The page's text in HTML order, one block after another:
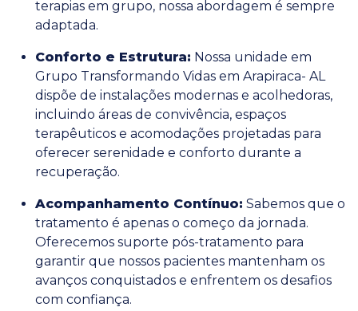
terapias em grupo, nossa abordagem é sempre
adaptada.
Conforto e Estrutura: Nossa unidade em
Grupo Transformando Vidas em Arapiraca- AL
dispõe de instalações modernas e acolhedoras,
incluindo áreas de convivência, espaços
terapêuticos e acomodações projetadas para
oferecer serenidade e conforto durante a
recuperação.
Acompanhamento Contínuo: Sabemos que o
tratamento é apenas o começo da jornada.
Oferecemos suporte pós-tratamento para
garantir que nossos pacientes mantenham os
avanços conquistados e enfrentem os desafios
com confiança.